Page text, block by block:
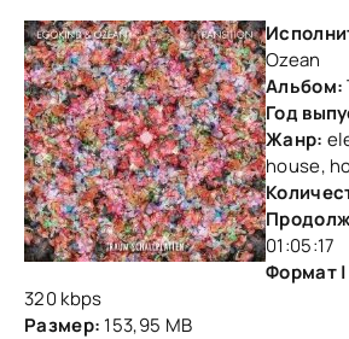
Ozean
Альбом:
Год
Жанр:
house,
01:05:17
Формат
320 kbps
Размер: 153,95 MB